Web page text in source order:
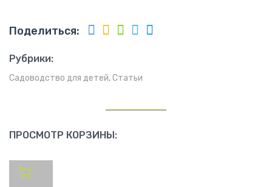
Поделиться:
Рубрики:
Садоводство для детей,Статьи
ПРОСМОТР КОРЗИНЫ: